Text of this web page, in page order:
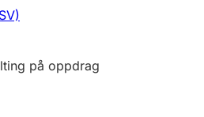
på oppdrag